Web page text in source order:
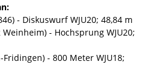
- Diskuswurf WJU20; 48,84 m
- Hochsprung WJU20;
- 800 Meter WJU18;